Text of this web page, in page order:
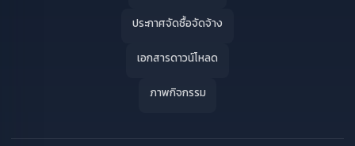
ประกาศจัดซื้อจัดจ้าง
เอกสารดาวน์โหลด
ภาพกิจกรรม